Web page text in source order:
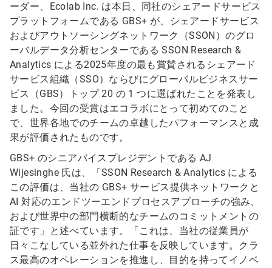
ーダー、Ecolab Inc. は本日、同社のシェアードサービス
プラットフォームである GBS+ が、シェアードサービス
およびアウトソーシングネットワーク（SSON）のグロ
ーバルデータ分析センターである SSON Research &
Analytics による2025年度の最も賞賛されるシェアード
サービス組織（SSO）ならびにグローバルビジネスサー
ビス（GBS）トップ 20 の 1 つに選ばれたことを発表し
ました。今回の受賞はエコラボにとって初めてのこと
で、世界各地でのチームの卓越したパフォーマンスと成
果が評価されたものです。
GBS+ のシニアバイスプレジデントである AJ
Wijesinghe 氏は、「SSON Research & Analytics による
この評価は、当社の GBS+ サービス提供ネットワークと
AI 対応のエンドツーエンドプロセスアプローチの強み、
および世界中の部門横断的なチームのコミットメントの
証です」と述べています。「これは、当社の従業員が
日々こなしている並外れた仕事を反映しています。クラ
ス最高のオペレーションを推進し、目的を持ってイノベ